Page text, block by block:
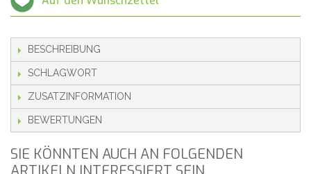
BESCHREIBUNG
SCHLAGWORT
ZUSATZINFORMATION
BEWERTUNGEN
SIE KÖNNTEN AUCH AN FOLGENDEN